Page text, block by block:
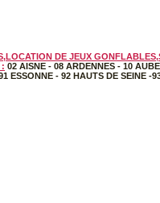
DE JEUX
: 02 AISNE - 08 ARDENNES - 10 AUBE
ESSONNE - 92 HAUTS DE SEINE -